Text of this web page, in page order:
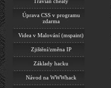
Úprava CSS v programu
zdarma
Videa v Malování (mspaint)
Zjištění/změna IP
Základy hacku
Návod na WWWhack